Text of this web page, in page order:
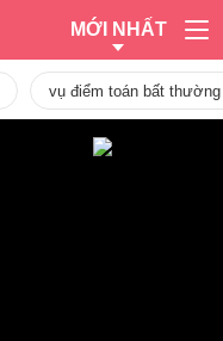
MỚI NHẤT
vụ điểm toán bất